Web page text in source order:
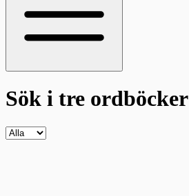
Sök i tre ordböcker